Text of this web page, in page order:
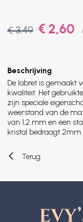
€ 3,49 € 2,60
Beschrijving
De labret is gemaakt
kwaliteit. Het
zijn speciale
weerstand van de
van 1,2 mm en een
kristal bedraagt 2mm.
Terug